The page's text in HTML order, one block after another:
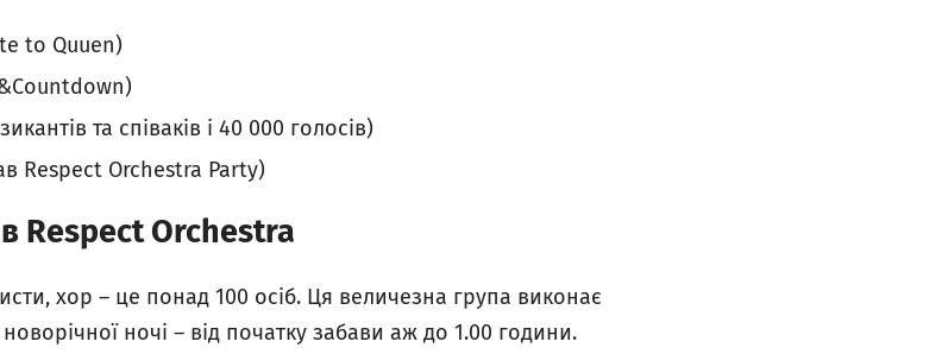
to Quuen)
та співаків і 40 000 голосів)
Respect Orchestra Party)
Respect Orchestra
хор – це понад 100 осіб. Ця величезна група виконає
ночі – від початку забави аж до 1.00 години.